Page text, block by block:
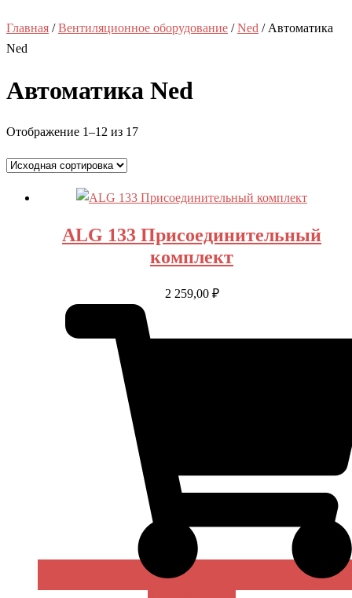
Главная /Вентиляционное оборудование /Ned / Автоматика
Nеd
Автоматика Nеd
Отображение 1–12 из 17
ALG 133 Присоединительный
комплект
2 259,00 ₽